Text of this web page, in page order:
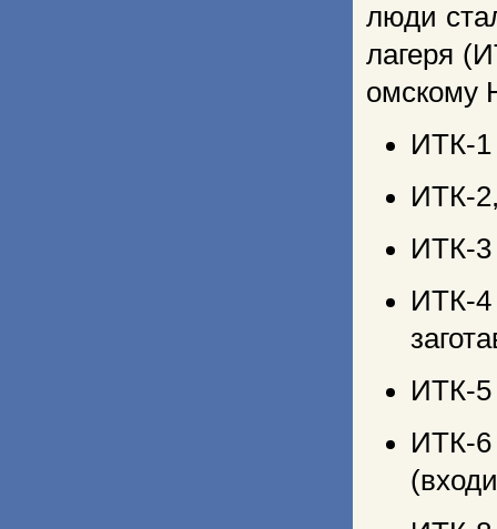
люди
лагеря
омскому
ИТК-1
ИТК-
ИТК-3
ИТК-4
ИТК-5
ИТК-